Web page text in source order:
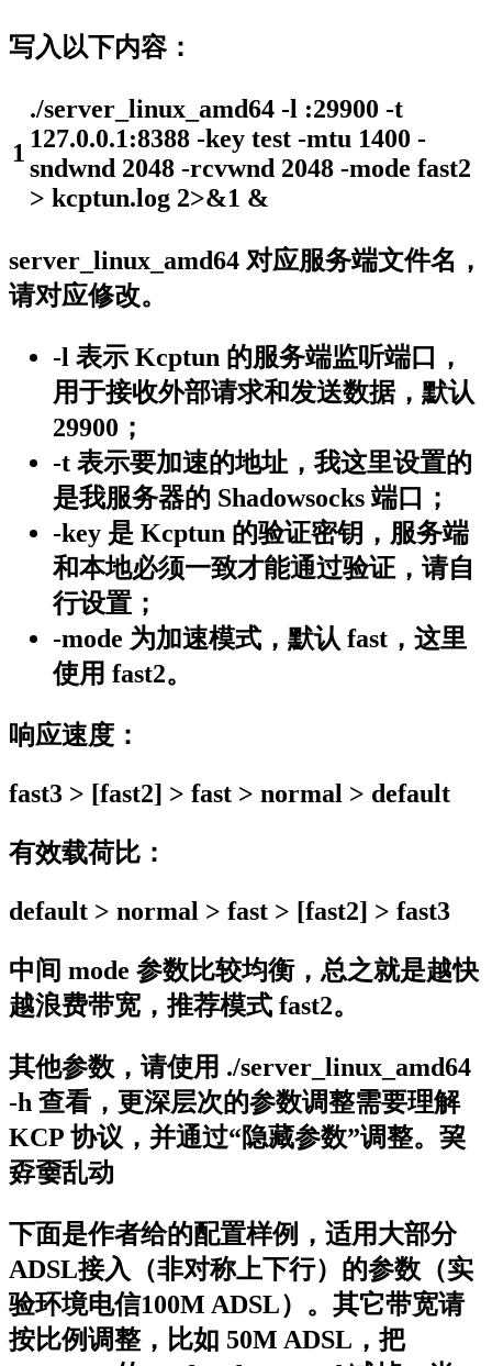
写入以下内容：
1
./server_linux_amd64 -l :29900 -t
127.0.0.1:8388 -key test -mtu 1400 -
sndwnd 2048 -rcvwnd 2048 -mode fast2
> kcptun.log 2>&1 &
server_linux_amd64 对应服务端文件名，
请对应修改。
-l 表示 Kcptun 的服务端监听端口，
用于接收外部请求和发送数据，默认
29900；
-t 表示要加速的地址，我这里设置的
是我服务器的 Shadowsocks 端口；
-key 是 Kcptun 的验证密钥，服务端
和本地必须一致才能通过验证，请自
行设置；
-mode 为加速模式，默认 fast，这里
使用 fast2。
响应速度：
fast3 > [fast2] > fast > normal > default
有效载荷比：
default > normal > fast > [fast2] > fast3
中间 mode 参数比较均衡，总之就是越快
越浪费带宽，推荐模式 fast2。
其他参数，请使用 ./server_linux_amd64
-h 查看，更深层次的参数调整需要理解
KCP 协议，并通过“隐藏参数”调整。巭
孬嫑乱动
下面是作者给的配置样例，适用大部分
ADSL接入（非对称上下行）的参数（实
验环境电信100M ADSL）。其它带宽请
按比例调整，比如 50M ADSL，把